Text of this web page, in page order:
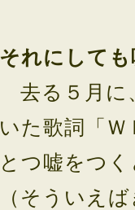
それにして
去る５月に
いた歌詞「
とつ嘘をつ
（そういえ